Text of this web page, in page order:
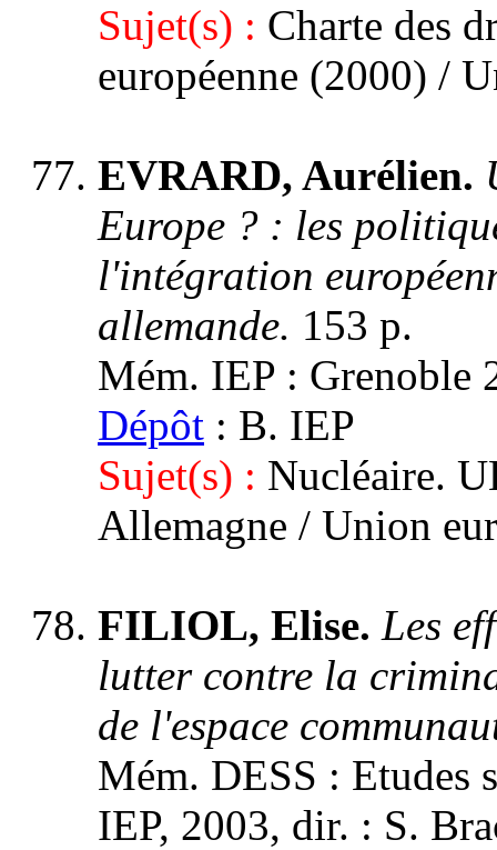
Sujet(s) : Charte des
européenne (2000) /
EVRARD, Aurélien.
Europe ? : les
l'intégration
allemande. 153 p.
Mém. IEP : Grenoble
Dépôt : B. IEP
Sujet(s) : Nucléaire.
Allemagne / Union
FILIOL, Elise. Les
lutter contre la
de l'espace
Mém. DESS : Etudes
IEP, 2003, dir. : S.